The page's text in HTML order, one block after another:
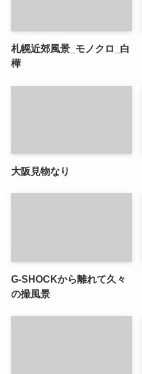
札幌近郊風景_モノクロ_白
樺
大阪見物なり
G-SHOCKから離れて久々
の撮風景